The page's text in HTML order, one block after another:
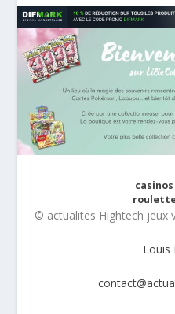
© actualites Hightech jeux
Louis